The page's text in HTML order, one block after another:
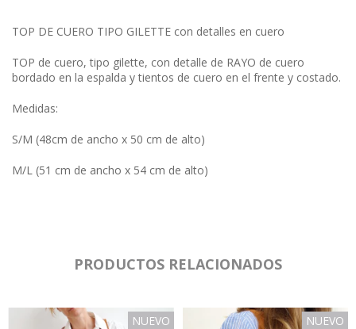
TOP DE CUERO TIPO GILETTE con detalles en cuero
TOP de cuero, tipo gilette, con detalle de RAYO de cuero
bordado en la espalda y tientos de cuero en el frente y costado.
Medidas:
S/M (48cm de ancho x 50 cm de alto)
M/L (51 cm de ancho x 54 cm de alto)
PRODUCTOS RELACIONADOS
NUEVO NUEVO